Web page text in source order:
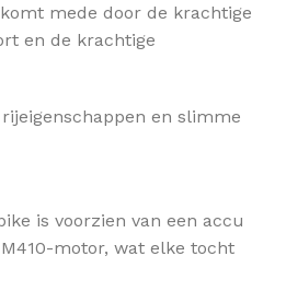
mede door de krachtige
en de krachtige
en slimme
is voorzien van een accu
motor, wat elke tocht